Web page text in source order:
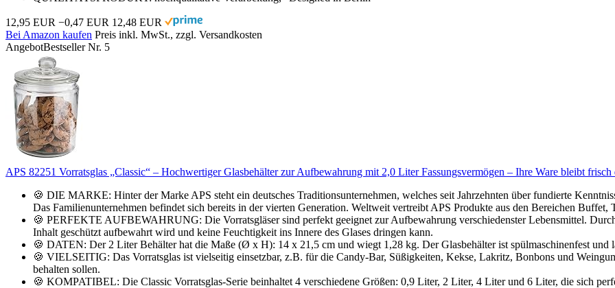
12,95 EUR −0,47 EUR 12,48 EUR
Bei Amazon kaufen Preis inkl. MwSt., zzgl. Versandkosten
AngebotBestseller Nr. 5
APS 82251 Vorratsglas „Classic“ – Hochwertiger Glasbehälter zur Aufbewahrung mit 2,0 Liter Fassungsvermögen – Ihre Ware bleibt
🍪 DIE MARKE: Hinter der Marke APS steht ein deutsches Traditionsunternehmen, welches seit Jahrzehnten über fundierte
Das Familienunternehmen befindet sich bereits in der vierten Generation. Weltweit vertreibt APS Produkte aus den Bereichen Buffet,
🍪 PERFEKTE AUFBEWAHRUNG: Die Vorratsgläser sind perfekt geeignet zur Aufbewahrung verschiedenster Lebensmittel.
Inhalt geschützt aufbewahrt wird und keine Feuchtigkeit ins Innere des Glases dringen kann.
🍪 DATEN: Der 2 Liter Behälter hat die Maße (Ø x H): 14 x 21,5 cm und wiegt 1,28 kg. Der Glasbehälter ist spülmaschinenfest und
🍪 VIELSEITIG: Das Vorratsglas ist vielseitig einsetzbar, z.B. für die Candy-Bar, Süßigkeiten, Kekse, Lakritz, Bonbons und
behalten sollen.
🍪 KOMPATIBEL: Die Classic Vorratsglas-Serie beinhaltet 4 verschiedene Größen: 0,9 Liter, 2 Liter, 4 Liter und 6 Liter, die sich